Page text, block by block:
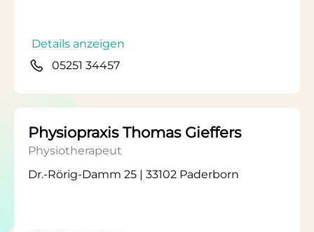
Details anzeigen
05251 34457
Physiopraxis Thomas Gieffers
Physiotherapeut
Dr.-Rörig-Damm 25 | 33102 Paderborn